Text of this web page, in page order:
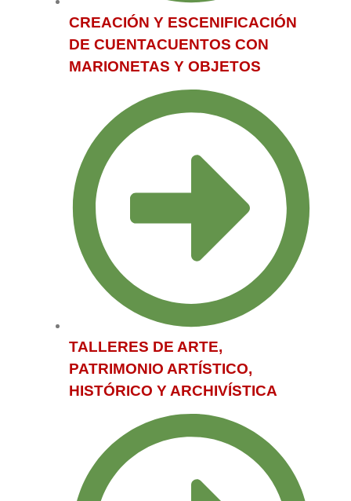
CREACIÓN Y ESCENIFICACIÓN
DE CUENTACUENTOS CON
MARIONETAS Y OBJETOS
TALLERES DE ARTE,
PATRIMONIO ARTÍSTICO,
HISTÓRICO Y ARCHIVÍSTICA